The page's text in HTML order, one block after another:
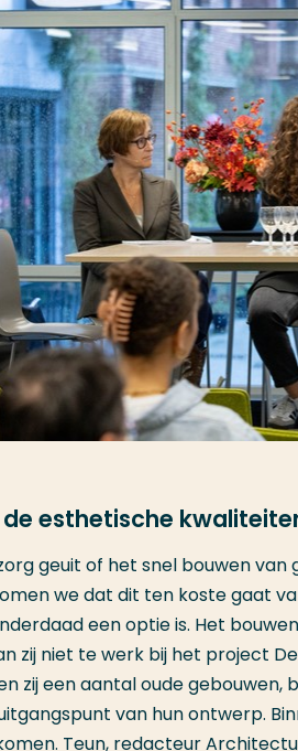
esthetische
geuit of het snel bouwen
we dat dit ten koste gaat
een optie is. Het
zij niet te werk bij het project
zij een aantal oude gebouwen,
van hun ontwerp.
Teun, redacteur